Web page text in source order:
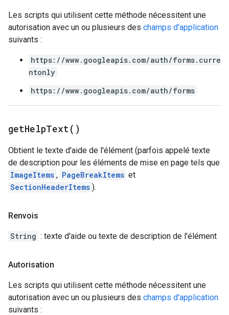
Les scripts qui utilisent cette méthode nécessitent une
autorisation avec un ou plusieurs des champs d'application
suivants :
https://www.googleapis.com/auth/forms.curre
ntonly
https://www.googleapis.com/auth/forms
getHelpText( )
Obtient le texte d'aide de l'élément (parfois appelé texte
de description pour les éléments de mise en page tels que
ImageItems , PageBreakItems et
SectionHeaderItems ).
Renvois
String : texte d'aide ou texte de description de l'élément
Autorisation
Les scripts qui utilisent cette méthode nécessitent une
autorisation avec un ou plusieurs des champs d'application
suivants :